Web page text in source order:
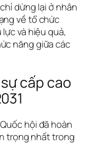
dừng lại ở nhân
về tổ chức
và hiệu quả,
năng giữa các
cấp cao
hội đã hoàn
trọng nhất trong